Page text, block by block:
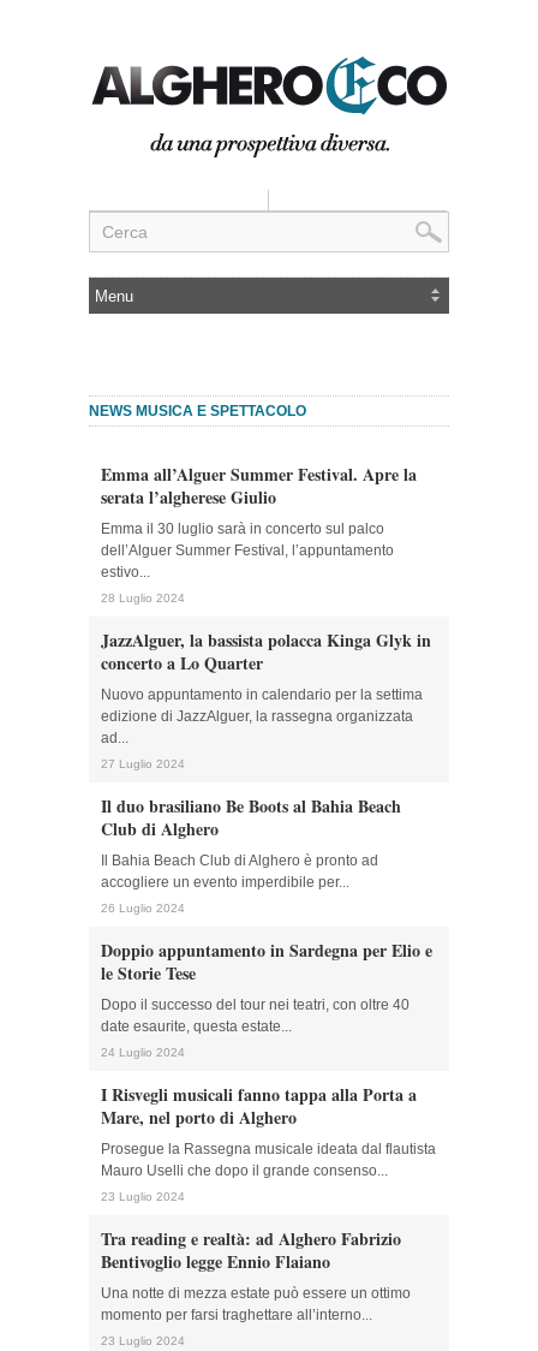
NEWS MUSICA E SPETTACOLO
Emma all’Alguer Summer Festival. Apre la
serata l’algherese Giulio
Emma il 30 luglio sarà in concerto sul palco
dell’Alguer Summer Festival, l’appuntamento
estivo...
28 Luglio 2024
JazzAlguer, la bassista polacca Kinga Glyk in
concerto a Lo Quarter
Nuovo appuntamento in calendario per la settima
edizione di JazzAlguer, la rassegna organizzata
ad...
27 Luglio 2024
Il duo brasiliano Be Boots al Bahia Beach
Club di Alghero
Il Bahia Beach Club di Alghero è pronto ad
accogliere un evento imperdibile per...
26 Luglio 2024
Doppio appuntamento in Sardegna per Elio e
le Storie Tese
Dopo il successo del tour nei teatri, con oltre 40
date esaurite, questa estate...
24 Luglio 2024
I Risvegli musicali fanno tappa alla Porta a
Mare, nel porto di Alghero
Prosegue la Rassegna musicale ideata dal flautista
Mauro Uselli che dopo il grande consenso...
23 Luglio 2024
Tra reading e realtà: ad Alghero Fabrizio
Bentivoglio legge Ennio Flaiano
Una notte di mezza estate può essere un ottimo
momento per farsi traghettare all’interno...
23 Luglio 2024